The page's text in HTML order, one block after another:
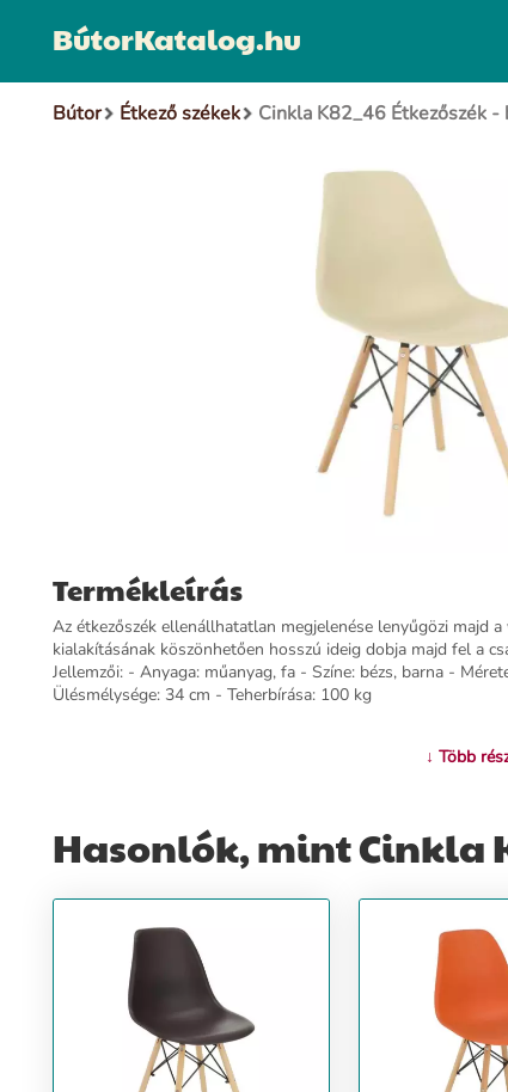
BútorKatalog.hu
Bútor Étkező székek Cinkla K82_46 Étkezőszék -
Termékleírás
Az étkezőszék ellenállhatatlan megjelenése lenyűgözi majd
kialakításának köszönhetően hosszú ideig dobja majd fel a
Jellemzői: - Anyaga: műanyag, fa - Színe: bézs, barna -
Ülésmélysége: 34 cm - Teherbírása: 100 kg
↓ Több
Hasonlók, mint Cinkla